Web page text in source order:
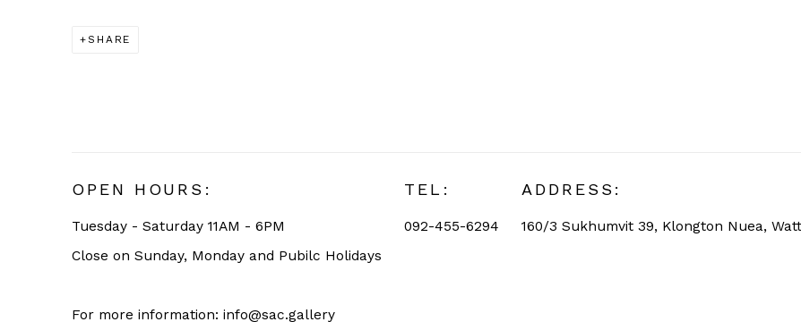
SHARE
OPEN HOURS:
Tuesday - Saturday 11AM - 6PM
Close on Sunday, Monday and Pubilc Holidays
For more information: info@sac.gallery
TEL:
092-455-6294
ADDRESS:
160/3 Sukhumvit 39, Klongton Nuea,